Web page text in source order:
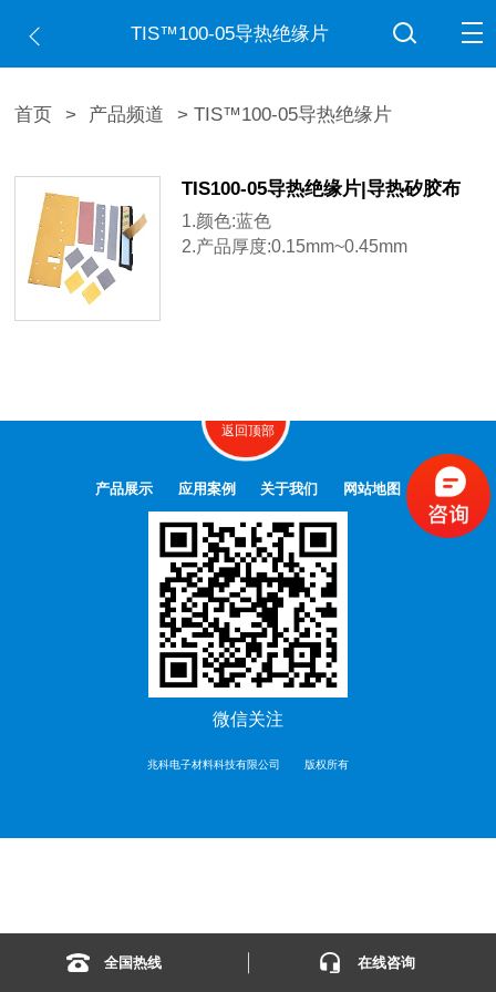
TIS™100-05导热绝缘片
首页 > 产品频道 > TIS™100-05导热绝缘片
TIS100-05导热绝缘片|导热矽胶布
1.颜色:蓝色
2.产品厚度:0.15mm~0.45mm
返回顶部
产品展示 应用案例 关于我们 网站地图
微信关注
兆科电子材料科技有限公司 版权所有
全国热线 在线咨询